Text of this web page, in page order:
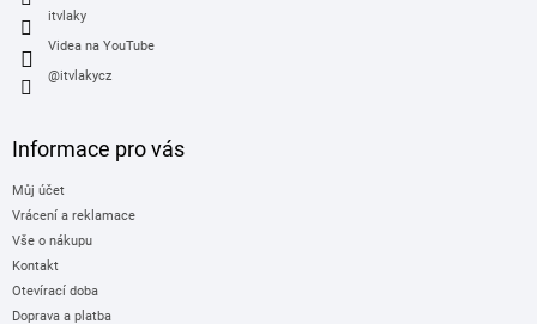
itvlaky
Videa na YouTube
@itvlakycz
Informace pro vás
Můj účet
Vrácení a reklamace
Vše o nákupu
Kontakt
Otevírací doba
Doprava a platba